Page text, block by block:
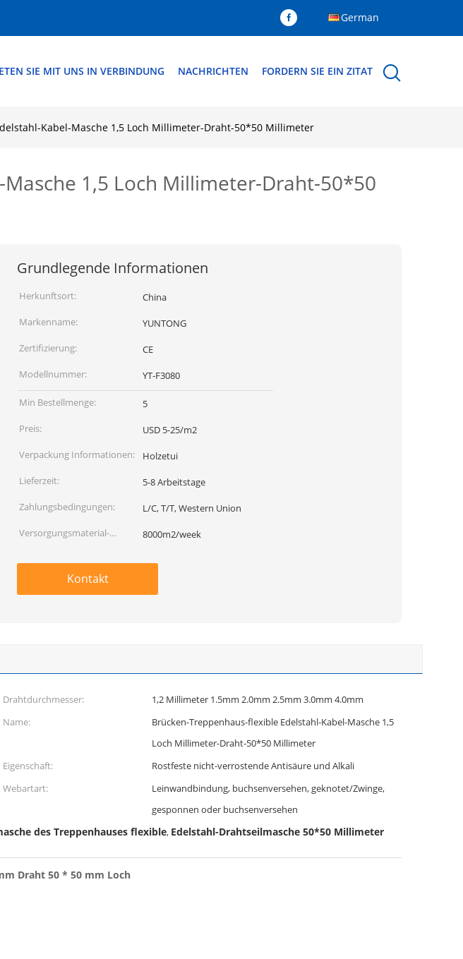
German
SIE MIT UNS IN VERBINDUNG NACHRICHTEN FORDERN SIE EIN ZITAT
Kabel-Masche 1,5 Loch Millimeter-Draht-50*50 Millimeter
1,5 Loch Millimeter-Draht-50*50
Grundlegende Informationen
Herkunftsort:
China
Markenname:
YUNTONG
Zertifizierung:
CE
Modellnummer:
YT-F3080
Min Bestellmenge:
5
Preis:
USD 5-25/m2
Verpackung Informationen:
Holzetui
Lieferzeit:
5-8 Arbeitstage
Zahlungsbedingungen:
L/C, T/T, Western Union
Versorgungsmaterial-
8000m2/week
Kontakt
Drahtdurchmesser:
1,2 Millimeter 1.5mm 2.0mm 2.5mm 3.0mm 4.0mm
Name:
Brücken-Treppenhaus-flexible Edelstahl-Kabel-Masche 1,5
Loch Millimeter-Draht-50*50 Millimeter
Eigenschaft:
Rostfeste nicht-verrostende Antisäure und Alkali
Webartart:
Leinwandbindung, buchsenversehen, geknotet/Zwinge,
gesponnen oder buchsenversehen
des Treppenhauses flexible, Edelstahl-Drahtseilmasche 50*50 Millimeter
Draht 50 * 50 mm Loch